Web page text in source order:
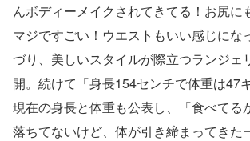
んボディーメイクされてきてる！お尻に
マジですごい！ウエストもいい感じにな
づり、美しいスタイルが際立つランジェ
開。続けて「身長154センチで体重は47
現在の身長と体重も公表し、「食べてる
落ちてないけど、体が引き締まってきた